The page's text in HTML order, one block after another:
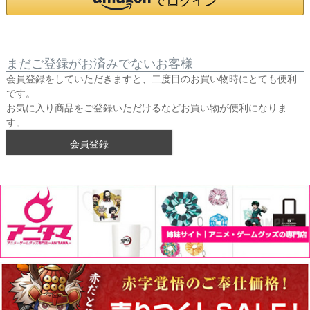
まだご登録がお済みでないお客様
会員登録をしていただきますと、二度目のお買い物時にとても便利
です。
お気に入り商品をご登録いただけるなどお買い物が便利になりま
す。
会員登録